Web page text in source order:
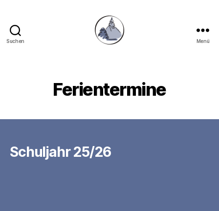
Suchen Menü
Ferientermine
Schuljahr 25/26